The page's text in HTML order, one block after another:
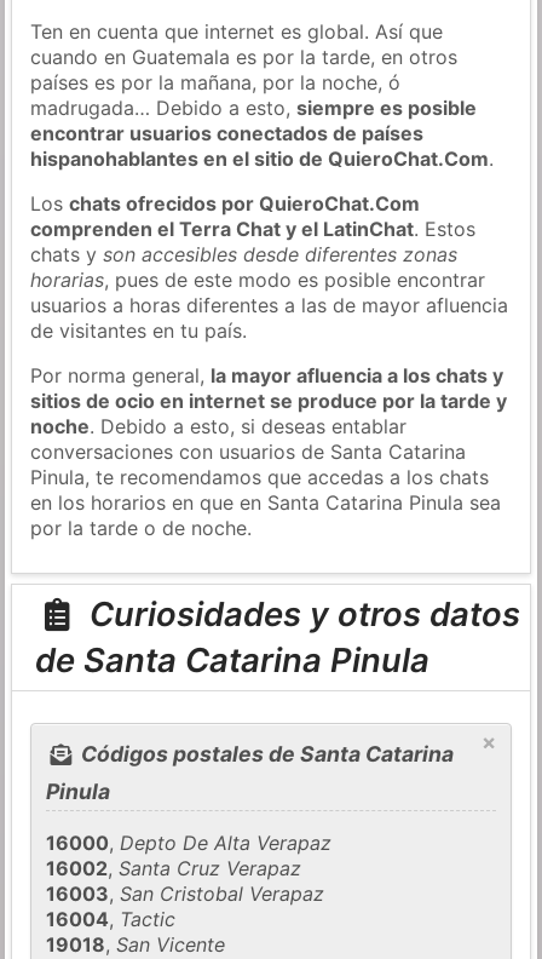
Ten en cuenta que internet es global. Así que
cuando en Guatemala es por la tarde, en otros
países es por la mañana, por la noche, ó
madrugada… Debido a esto,siempre es posible
encontrar usuarios conectados de países
hispanohablantes en el sitio de QuieroChat.Com.
Loschats ofrecidos por QuieroChat.Com
comprenden el Terra Chat y el LatinChat. Estos
chats yson accesibles desde diferentes zonas
horarias, pues de este modo es posible encontrar
usuarios a horas diferentes a las de mayor afluencia
de visitantes en tu país.
Por norma general, la mayor afluencia a los chats y
sitios de ocio en internet se produce por la tarde y
noche. Debido a esto, si deseas entablar
conversaciones con usuarios de Santa Catarina
Pinula, te recomendamos que accedas a los chats
en los horarios en que en Santa Catarina Pinula sea
por la tarde o de noche.
Curiosidades y otros datos
de Santa Catarina Pinula
×
Códigos postales de Santa Catarina
Pinula
16000,Depto De Alta Verapaz
16002,Santa Cruz Verapaz
16003,San Cristobal Verapaz
16004, Tactic
19018,San Vicente